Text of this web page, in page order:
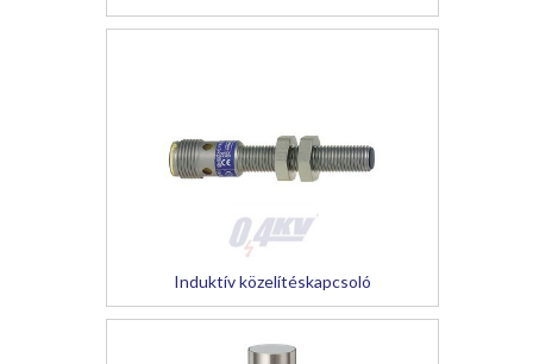
Induktív közelítéskapcsoló